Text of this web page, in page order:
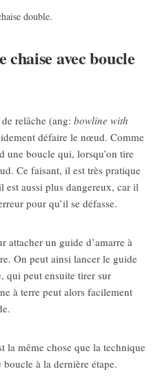
double.
avec boucle
relâche (ang: bowline with
défaire le nœud. Comme
une boucle qui, lorsqu’on tire
Ce faisant, il est très pratique
est aussi plus dangereux, car il
pour qu’il se défasse.
attacher un guide d’amarre à
On peut ainsi lancer le guide
qui peut ensuite tirer sur
à terre peut alors facilement
la même chose que la technique
à la dernière étape.